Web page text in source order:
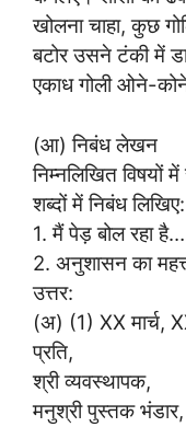
खोलना चाहा, कुछ
बटोर उसने टंकी में
एकाध गोली ओने-
(आ) निबंध लेखन
निम्नलिखित
शब्दों में निबंध
1. मैं पेड़ बोल रहा
2. अनुशासन का
उत्तर:
(अ) (1) XX मार्च,
प्रति,
श्री व्यवस्थापक,
मनुश्री पुस्तक भंडार,